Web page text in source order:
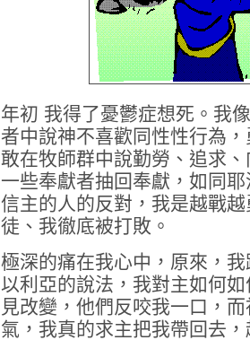
年初 我得了憂鬱症想死。我
者中說神不喜歡同性性行為
敢在牧師群中說勤勞、追求
一些奉獻者抽回奉獻，如同
信主的人的反對，我是越戰
徒、我徹底被打敗。
極深的痛在我心中，原來，
以利亞的說法，我對主如何
見改變，他們反咬我一口，
氣，我真的求主把我帶回去